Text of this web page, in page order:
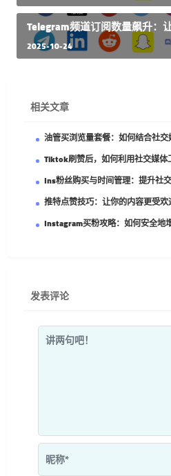
Telegram频道订阅数量飙升：
2025-10-24
相关文章
油管买浏览量套餐：如何结合社交
Tiktok刷赞后，如何利用社交媒
Ins粉丝购买与时间管理：提升社
推特点赞技巧：让你的内容更受欢
Instagram买粉攻略：如何安全地
发表评论